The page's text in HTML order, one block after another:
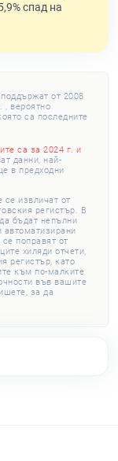
спад на
от 2008
, вероятно
са последните
са за 2024 г. и
данни, най-
в предходни
се извличат от
регистър. В
бъдат непълни
автоматизирани
поправят от
хиляди отчети,
регистър, като
към по-малките
във вашите
за да